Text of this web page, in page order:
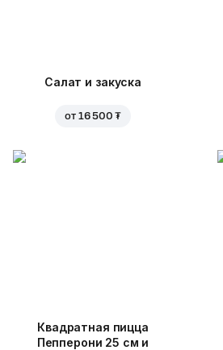
Салат и закуска
от 16 500 ₮
Квадратная пицца
Пепперони 25 см и